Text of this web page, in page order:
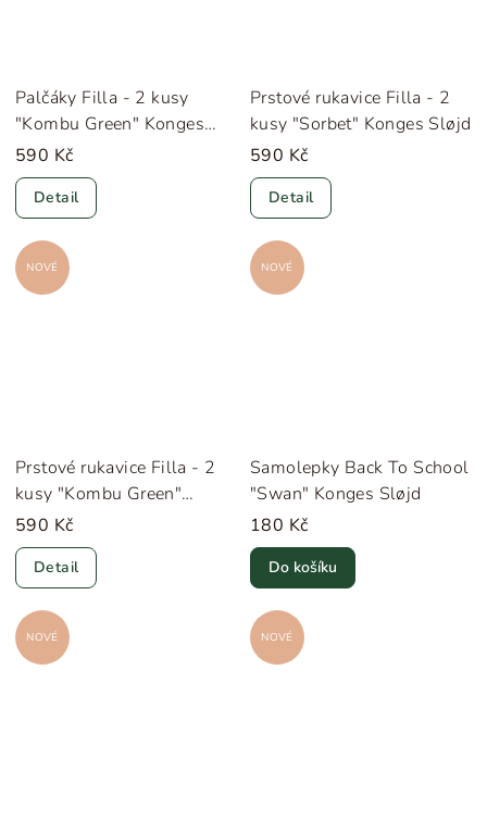
Palčáky Filla - 2 kusy
"Kombu Green" Konges
Sløjd
590 Kč
Detail
Prstové rukavice Filla - 2
kusy "Sorbet" Konges Sløjd
590 Kč
Detail
NOVÉ
Prstové rukavice Filla - 2
kusy "Kombu Green"
Konges Sløjd
590 Kč
Detail
NOVÉ
Samolepky Back To School
"Swan" Konges Sløjd
180 Kč
Do košíku
NOVÉ NOVÉ